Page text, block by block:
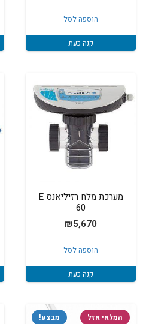
הוספה לסל
קנה כעת
מערכת מלח רזיליאנס E
60
₪5,670
הוספה לסל
קנה כעת
מבצע! המלאי אזל